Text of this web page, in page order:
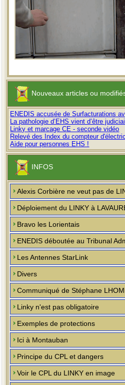
Nouveaux articles ou
ENEDIS accusée de Surfacturations
La pathologie d’EHS vient d’être
Linky et marcage CE - seconde vidéo
Relevé des Index du compteur
Aide pour personnes EHS !
INFOS
Alexis Corbière ne veut pas de
Déploiement du LINKY à
Bravo les Lorientais
ENEDIS déboutée au Tribunal
Les Antennes StarLink
Divers
Communiqué de Stéphane
Linky n'est pas obligatoire
Exemples de protections
Ici à Montauban
Principe du CPL et dangers
Voir le CPL du LINKY en image